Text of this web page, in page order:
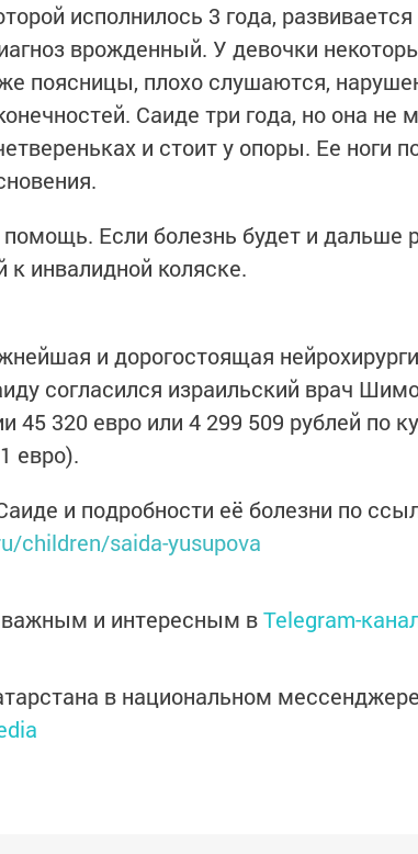
исполнилось 3 года, развивается​
врожденный. У девочки
поясницы, плохо слушаются,
Саиде три года, но она не
и стоит у опоры. Ее ноги
Если болезнь будет и дальше
к инвалидной коляске.​
и​ дорогостоящая
согласился израильский врач
45 320 евро или 4 299 509 рублей по
евро).​
и подробности её болезни по
children/saida-yusupova
и интересным вTelegram-
в национальном